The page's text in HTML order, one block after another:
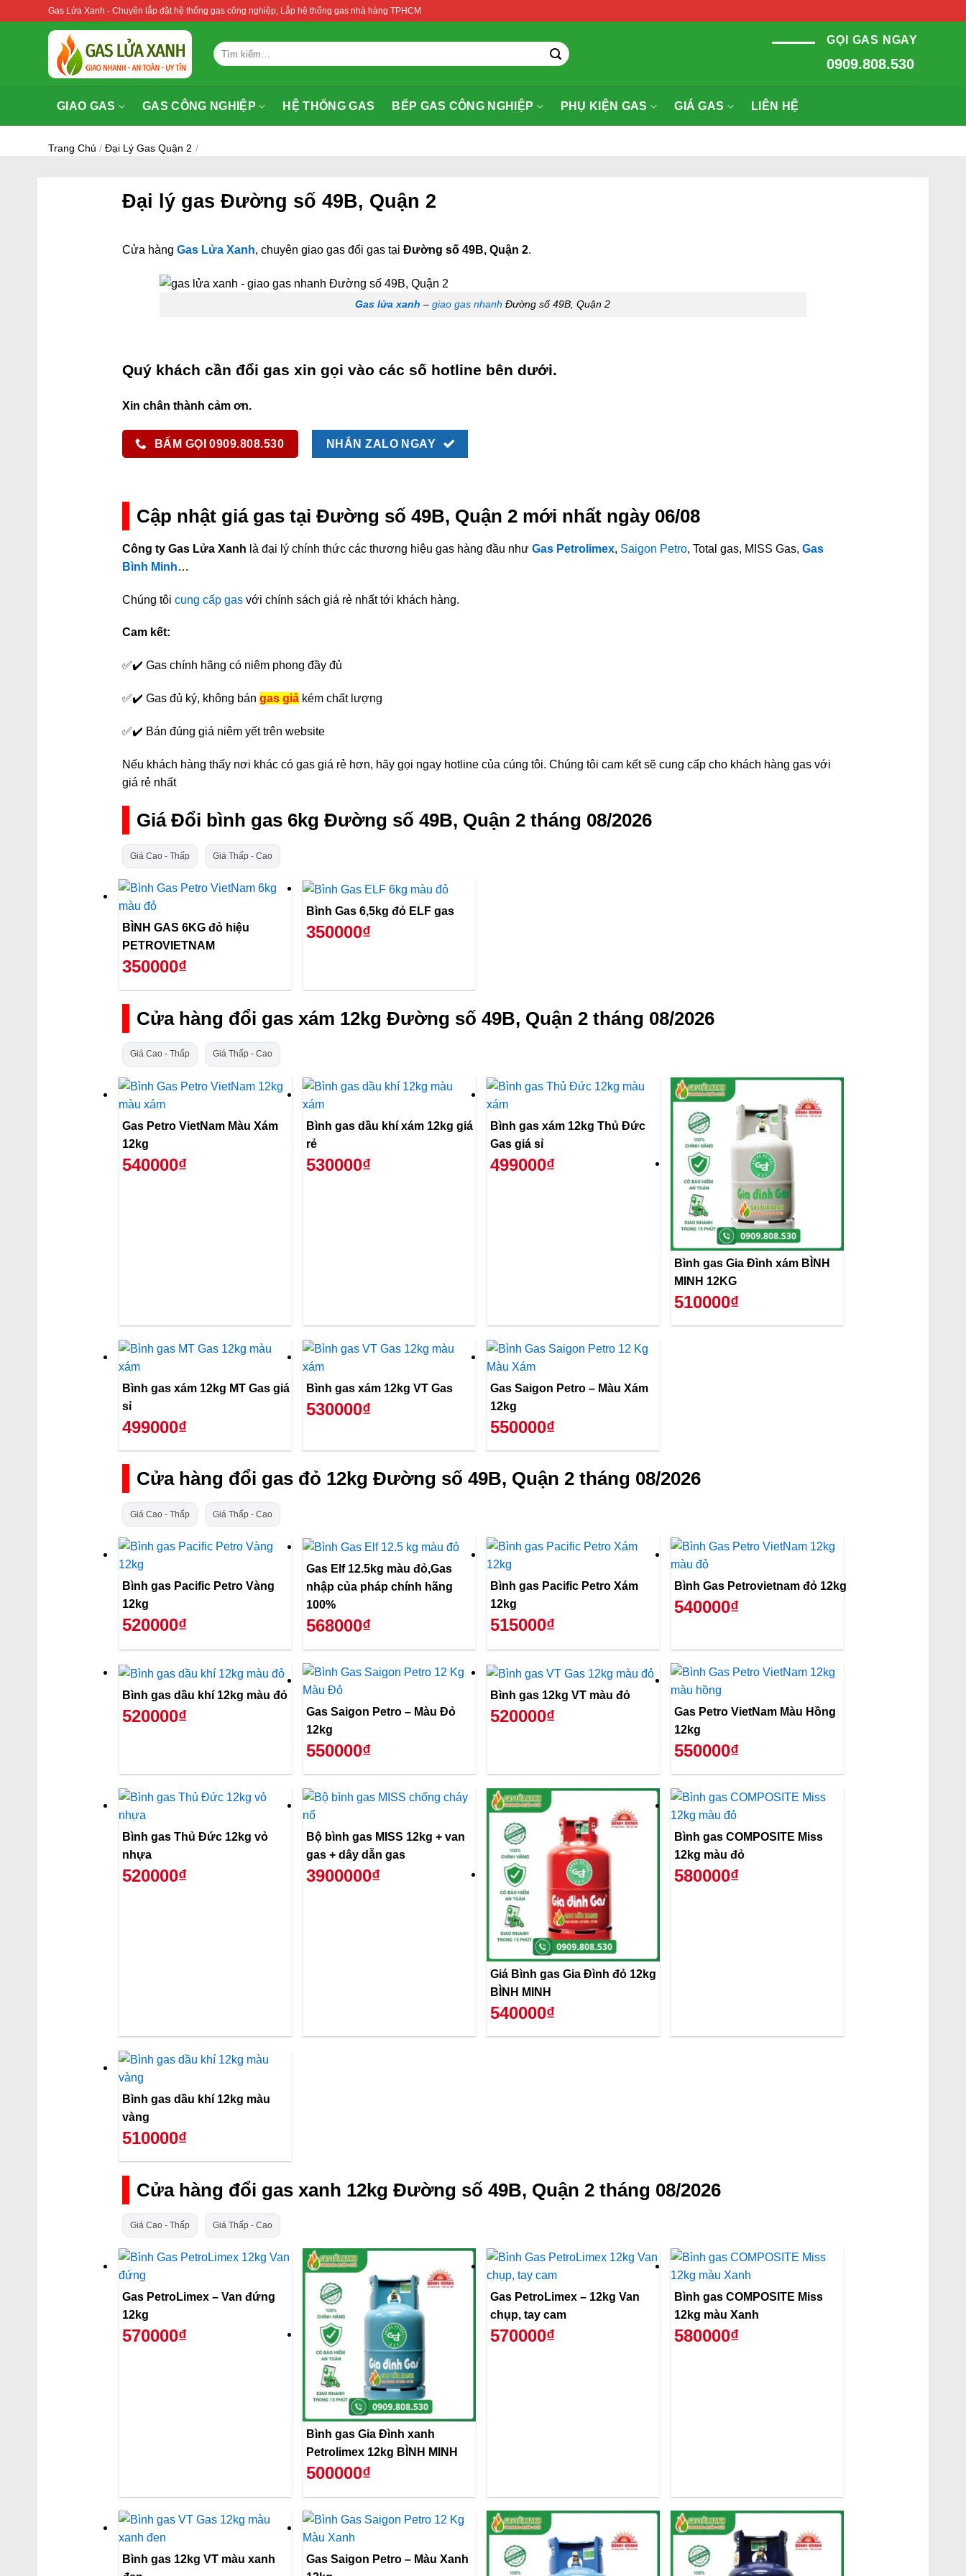
Gas Lửa Xanh - Chuyên lắp đặt hệ thống gas công nghiệp, Lắp hệ thống gas nhà hàng TPHCM
Tìm
kiếm:
GỌI GAS NGAY
0909.808.530
GIAO GAS GAS CÔNG NGHIỆP HỆ THỐNG GAS BẾP GAS CÔNG NGHIỆP PHỤ KIỆN GAS GIÁ GAS LIÊN HỆ
Trang Chủ / Đại Lý Gas Quận 2 /
Đại lý gas Đường số 49B, Quận 2
Cửa hàngGas Lửa Xanh, chuyên giao gas đổi gas tạiĐường số 49B, Quận 2.
Gas lửa xanh –giao gas nhanh Đường số 49B, Quận 2
Quý khách cần đổi gas xin gọi vào các số hotline bên dưới.
Xin chân thành cảm ơn.
BẤM GỌI 0909.808.530 NHẮN ZALO NGAY
Cập nhật giá gas tại Đường số 49B, Quận 2 mới nhất ngày 06/08
Công ty Gas Lửa Xanh là đại lý chính thức các thương hiệu gas hàng đầu nhưGas Petrolimex, Saigon Petro, Total gas, MISS Gas,Gas
Bình Minh…
Chúng tôicung cấp gas với chính sách giá rẻ nhất tới khách hàng.
Cam kết:
✅✔️ Gas chính hãng có niêm phong đầy đủ
✅✔️ Gas đủ ký, không bángas giả kém chất lượng
✅✔️ Bán đúng giá niêm yết trên website
Nếu khách hàng thấy nơi khác có gas giá rẻ hơn, hãy gọi ngay hotline của cúng tôi. Chúng tôi cam kết sẽ cung cấp cho khách hàng gas với
giá rẻ nhất
Giá Đổi bình gas 6kg Đường số 49B, Quận 2 tháng 08/2026
Giá Cao - Thấp Giá Thấp - Cao
BÌNH GAS 6KG đỏ hiệu
PETROVIETNAM
350000₫
Bình Gas 6,5kg đỏ ELF gas
350000₫
Cửa hàng đổi gas xám 12kg Đường số 49B, Quận 2 tháng 08/2026
Giá Cao - Thấp Giá Thấp - Cao
Gas Petro VietNam Màu Xám
12kg
540000₫
Bình gas dầu khí xám 12kg giá
rẻ
530000₫
Bình gas xám 12kg Thủ Đức
Gas giá sỉ
499000₫
Bình gas Gia Đình xám BÌNH
MINH 12KG
510000₫
Bình gas xám 12kg MT Gas giá
sỉ
499000₫
Bình gas xám 12kg VT Gas
530000₫
Gas Saigon Petro – Màu Xám
12kg
550000₫
Cửa hàng đổi gas đỏ 12kg Đường số 49B, Quận 2 tháng 08/2026
Giá Cao - Thấp Giá Thấp - Cao
Bình gas Pacific Petro Vàng
12kg
520000₫
Gas Elf 12.5kg màu đỏ,Gas
nhập của pháp chính hãng
100%
568000₫
Bình gas Pacific Petro Xám
12kg
515000₫
Bình Gas Petrovietnam đỏ 12kg
540000₫
Bình gas dầu khí 12kg màu đỏ
520000₫
Gas Saigon Petro – Màu Đỏ
12kg
550000₫
Bình gas 12kg VT màu đỏ
520000₫
Gas Petro VietNam Màu Hồng
12kg
550000₫
Bình gas Thủ Đức 12kg vỏ
nhựa
520000₫
Bộ bình gas MISS 12kg + van
gas + dây dẫn gas
3900000₫
Giá Bình gas Gia Đình đỏ 12kg
BÌNH MINH
540000₫
Bình gas COMPOSITE Miss
12kg màu đỏ
580000₫
Bình gas dầu khí 12kg màu
vàng
510000₫
Cửa hàng đổi gas xanh 12kg Đường số 49B, Quận 2 tháng 08/2026
Giá Cao - Thấp Giá Thấp - Cao
Gas PetroLimex – Van đứng
12kg
570000₫
Bình gas Gia Đình xanh
Petrolimex 12kg BÌNH MINH
500000₫
Gas PetroLimex – 12kg Van
chụp, tay cam
570000₫
Bình gas COMPOSITE Miss
12kg màu Xanh
580000₫
Bình gas 12kg VT màu xanh
Gas Saigon Petro – Màu Xanh